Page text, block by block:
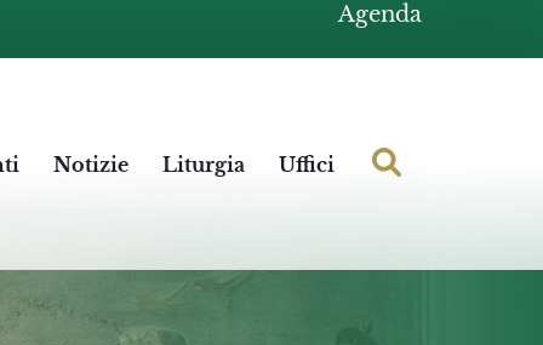
Agenda
Notizie Liturgia Uffici